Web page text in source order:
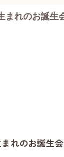
れのお誕生会